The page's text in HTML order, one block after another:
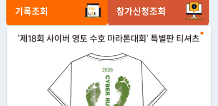
기록조회 참가신청조회